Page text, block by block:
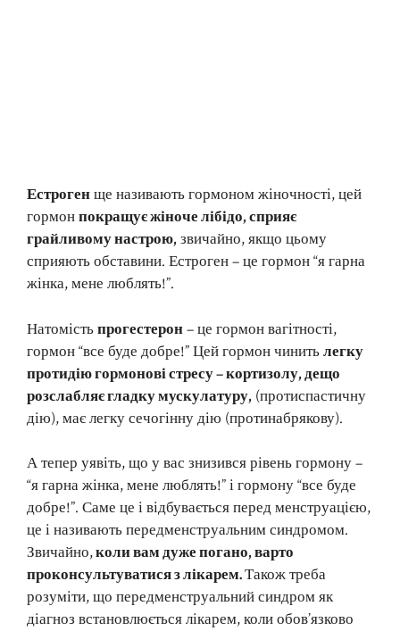
Естрогенще називають гормоном жіночності, цей
гормонпокращує жіноче лібідо, сприяє
грайливому настрою, звичайно, якщо цьому
сприяють обставини. Естроген – це гормон “я гарна
жінка, мене люблять!”.
Натомістьпрогестерон– це гормон вагітності,
гормон “все буде добре!” Цей гормон чинитьлегку
протидію гормонові стресу – кортизолу, дещо
розслабляє гладку мускулатуру, (протиспастичну
дію), має легку сечогінну дію (протинабрякову).
А тепер уявіть, що у вас знизився рівень гормону –
“я гарна жінка, мене люблять!” і гормону “все буде
добре!”. Саме це і відбувається перед менструацією,
це і називають передменструальним синдромом.
Звичайно,коли вам дуже погано, варто
проконсультуватися з лікарем.Також треба
розуміти, що передменструальний синдром як
діагноз встановлюється лікарем, коли обов’язково